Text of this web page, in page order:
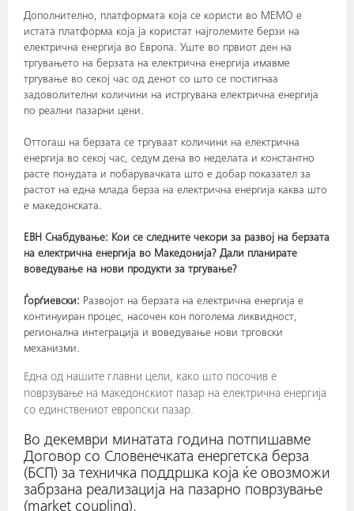
Дополнително, платформата која се користи во МЕМО е
истата платформа која ја користат најголемите берзи на
електрична енергија во Европа. Уште во првиот ден на
тргувањето на берзата на електрична енергија имавме
тргување во секој час од денот со што се постигнаа
задоволителни количини на истргувана електрична енергија
по реални пазарни цени.
Оттогаш на берзата се тргуваат количини на електрична
енергија во секој час, седум дена во неделата и константно
расте понудата и побарувачката што е добар показател за
растот на една млада берза на електрична енергија каква што
е македонската.
ЕВН Снабдување: Кои се следните чекори за развој на берзата
на електрична енергија во Македонија? Дали планирате
воведување на нови продукти за тргување?
Ѓорѓиевски: Развојот на берзата на електрична енергија е
континуиран процес, насочен кон поголема ликвидност,
регионална интеграција и воведување нови трговски
механизми.
Една од нашите главни цели, како што посочив е
поврзување на македонскиот пазар на електрична енергија
со единствениот европски пазар.
Во декември минатата година потпишавме
Договор со Словенечката енергетска берза
(БСП) за техничка поддршка која ќе овозможи
забрзана реализација на пазарно поврзување
(market coupling).